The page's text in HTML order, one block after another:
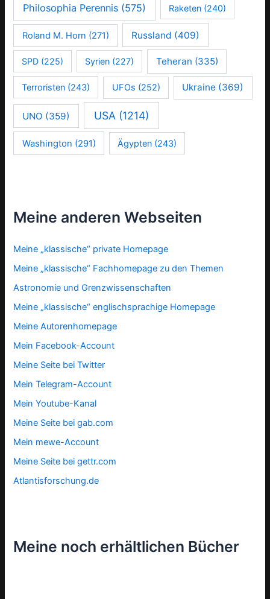
Philosophia Perennis (575) Raketen(240)
Roland M. Horn (271) Russland (409)
SPD (225) Syrien (227) Teheran (335)
Terroristen (243) UFOs (252) Ukraine (369)
UNO (359) USA (1214)
Washington (291) Ägypten (243)
Meine anderen Webseiten
Meine „klassische“ private Homepage
Meine „klassische“ Fachhomepage zu den Themen
Astronomie und Grenzwissenschaften
Meine „klassische“ englischsprachige Homepage
Meine Autorenhomepage
Mein Facebook-Account
Meine Seite bei Twitter
Mein Telegram-Account
Mein Youtube-Kanal
Meine Seite bei gab.com
Mein mewe-Account
Meine Seite bei gettr.com
Atlantisforschung.de
Meine noch erhältlichen Bücher